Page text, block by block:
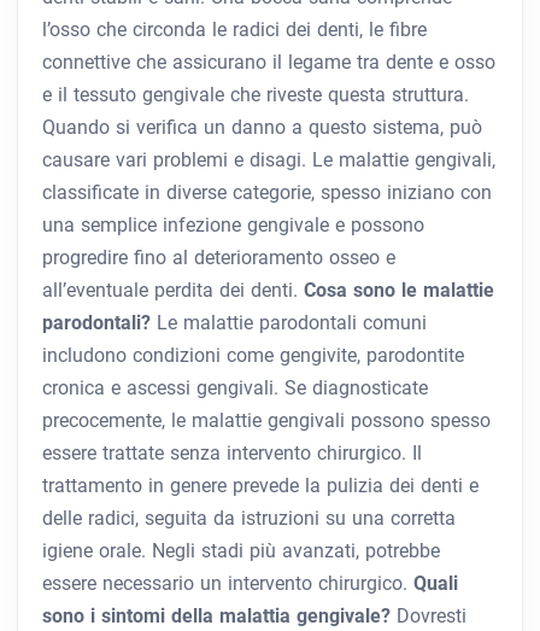
l’osso che circonda le radici dei denti, le fibre
connettive che assicurano il legame tra dente e osso
e il tessuto gengivale che riveste questa struttura.
Quando si verifica un danno a questo sistema, può
causare vari problemi e disagi. Le malattie gengivali,
classificate in diverse categorie, spesso iniziano con
una semplice infezione gengivale e possono
progredire fino al deterioramento osseo e
all’eventuale perdita dei denti. Cosa sono le malattie
parodontali? Le malattie parodontali comuni
includono condizioni come gengivite, parodontite
cronica e ascessi gengivali. Se diagnosticate
precocemente, le malattie gengivali possono spesso
essere trattate senza intervento chirurgico. Il
trattamento in genere prevede la pulizia dei denti e
delle radici, seguita da istruzioni su una corretta
igiene orale. Negli stadi più avanzati, potrebbe
essere necessario un intervento chirurgico. Quali
sono i sintomi della malattia gengivale? Dovresti